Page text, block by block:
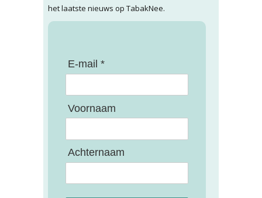
het laatste nieuws op TabakNee.
E-mail *
Voornaam
Achternaam